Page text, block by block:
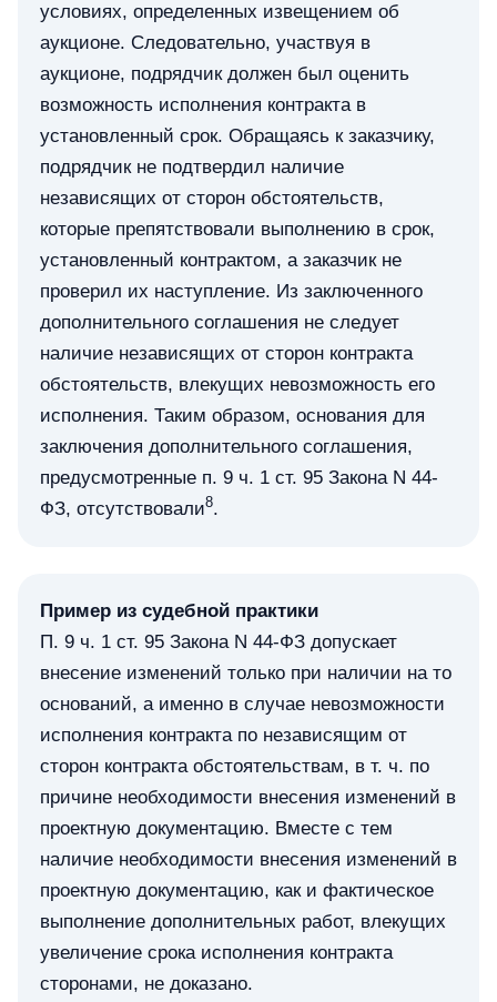
условиях, определенных извещением об
аукционе. Следовательно, участвуя в
аукционе, подрядчик должен был оценить
возможность исполнения контракта в
установленный срок. Обращаясь к заказчику,
подрядчик не подтвердил наличие
независящих от сторон обстоятельств,
которые препятствовали выполнению в срок,
установленный контрактом, а заказчик не
проверил их наступление. Из заключенного
дополнительного соглашения не следует
наличие независящих от сторон контракта
обстоятельств, влекущих невозможность его
исполнения. Таким образом, основания для
заключения дополнительного соглашения,
предусмотренные п. 9 ч. 1 ст. 95 Закона N 44-
ФЗ, отсутствовали8.
Пример из судебной практики
П. 9 ч. 1 ст. 95 Закона N 44-ФЗ допускает
внесение изменений только при наличии на то
оснований, а именно в случае невозможности
исполнения контракта по независящим от
сторон контракта обстоятельствам, в т. ч. по
причине необходимости внесения изменений в
проектную документацию. Вместе с тем
наличие необходимости внесения изменений в
проектную документацию, как и фактическое
выполнение дополнительных работ, влекущих
увеличение срока исполнения контракта
сторонами, не доказано.